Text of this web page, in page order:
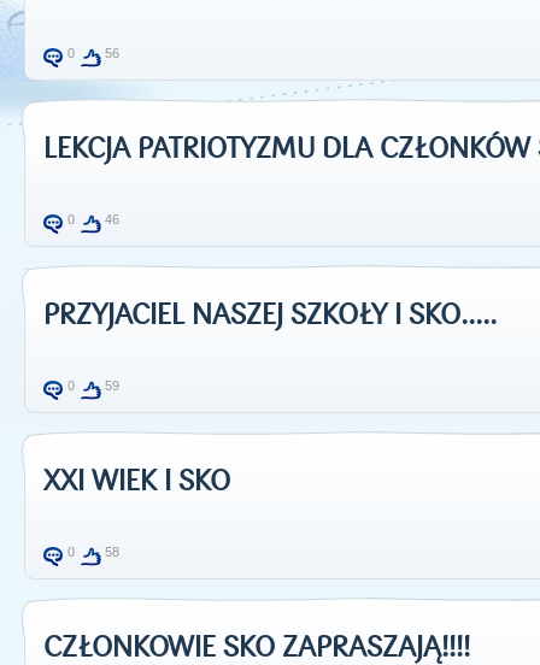
0 56
LEKCJA PATRIOTYZMU DLA
0 46
PRZYJACIEL NASZEJ SZKOŁY I SKO.....
0 59
XXI WIEK I SKO
0 58
CZŁONKOWIE SKO ZAPRASZAJĄ!!!!